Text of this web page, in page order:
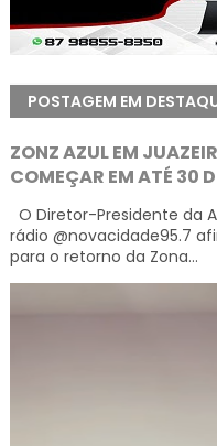
POSTAGEM EM
ZONZ AZUL EM
COMEÇAR EM ATÉ 30
O Diretor-Presidente da
rádio @novacidade95.7
para o retorno da Zona...